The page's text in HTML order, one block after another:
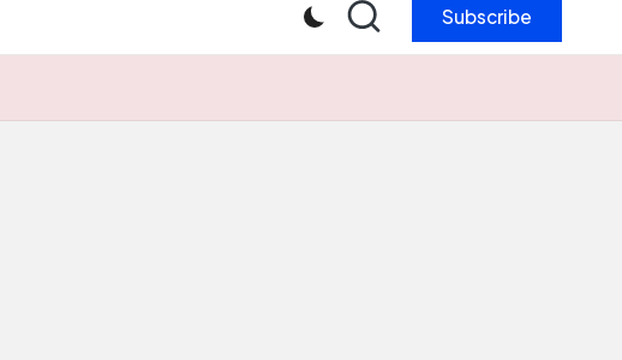
Subscribe